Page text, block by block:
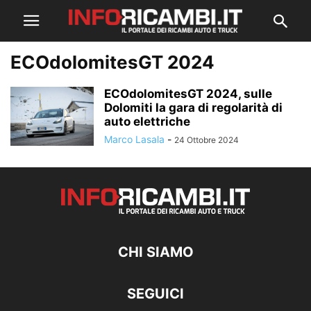
ECOdolomitesGT 2024
ECOdolomitesGT 2024, sulle
Dolomiti la gara di regolarità di
auto elettriche
Marco Lasala - 24 Ottobre 2024
CHI SIAMO
SEGUICI